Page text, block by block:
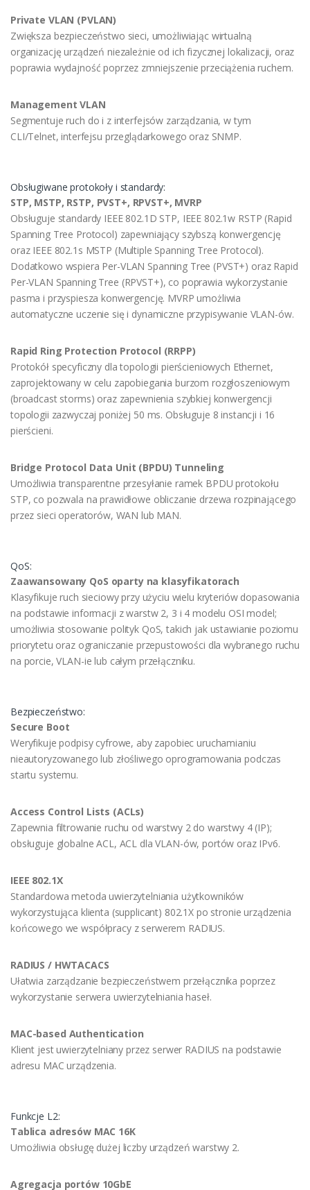
Private VLAN (PVLAN)
Zwiększa bezpieczeństwo sieci, umożliwiając wirtualną
organizację urządzeń niezależnie od ich fizycznej lokalizacji, oraz
poprawia wydajność poprzez zmniejszenie przeciążenia ruchem.
Management VLAN
Segmentuje ruch do i z interfejsów zarządzania, w tym
CLI/Telnet, interfejsu przeglądarkowego oraz SNMP.
Obsługiwane protokoły i standardy:
STP, MSTP, RSTP, PVST+, RPVST+, MVRP
Obsługuje standardy IEEE 802.1D STP, IEEE 802.1w RSTP (Rapid
Spanning Tree Protocol) zapewniający szybszą konwergencję
oraz IEEE 802.1s MSTP (Multiple Spanning Tree Protocol).
Dodatkowo wspiera Per-VLAN Spanning Tree (PVST+) oraz Rapid
Per-VLAN Spanning Tree (RPVST+), co poprawia wykorzystanie
pasma i przyspiesza konwergencję. MVRP umożliwia
automatyczne uczenie się i dynamiczne przypisywanie VLAN-ów.
Rapid Ring Protection Protocol (RRPP)
Protokół specyficzny dla topologii pierścieniowych Ethernet,
zaprojektowany w celu zapobiegania burzom rozgłoszeniowym
(broadcast storms) oraz zapewnienia szybkiej konwergencji
topologii zazwyczaj poniżej 50 ms. Obsługuje 8 instancji i 16
pierścieni.
Bridge Protocol Data Unit (BPDU) Tunneling
Umożliwia transparentne przesyłanie ramek BPDU protokołu
STP, co pozwala na prawidłowe obliczanie drzewa rozpinającego
przez sieci operatorów, WAN lub MAN.
QoS:
Zaawansowany QoS oparty na klasyfikatorach
Klasyfikuje ruch sieciowy przy użyciu wielu kryteriów dopasowania
na podstawie informacji z warstw 2, 3 i 4 modelu OSI model;
umożliwia stosowanie polityk QoS, takich jak ustawianie poziomu
priorytetu oraz ograniczanie przepustowości dla wybranego ruchu
na porcie, VLAN-ie lub całym przełączniku.
Bezpieczeństwo:
Secure Boot
Weryfikuje podpisy cyfrowe, aby zapobiec uruchamianiu
nieautoryzowanego lub złośliwego oprogramowania podczas
startu systemu.
Access Control Lists (ACLs)
Zapewnia filtrowanie ruchu od warstwy 2 do warstwy 4 (IP);
obsługuje globalne ACL, ACL dla VLAN-ów, portów oraz IPv6.
IEEE 802.1X
Standardowa metoda uwierzytelniania użytkowników
wykorzystująca klienta (supplicant) 802.1X po stronie urządzenia
końcowego we współpracy z serwerem RADIUS.
RADIUS / HWTACACS
Ułatwia zarządzanie bezpieczeństwem przełącznika poprzez
wykorzystanie serwera uwierzytelniania haseł.
MAC-based Authentication
Klient jest uwierzytelniany przez serwer RADIUS na podstawie
adresu MAC urządzenia.
Funkcje L2:
Tablica adresów MAC 16K
Umożliwia obsługę dużej liczby urządzeń warstwy 2.
Agregacja portów 10GbE